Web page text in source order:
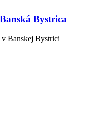
Bystrica
v Banskej Bystrici